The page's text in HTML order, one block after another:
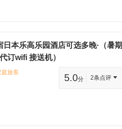
一
屋市
本乐高乐园酒店可选多晚·（暑期
订wifi 接送机）
庭旅客
食，
的历
5.0分 2条点评